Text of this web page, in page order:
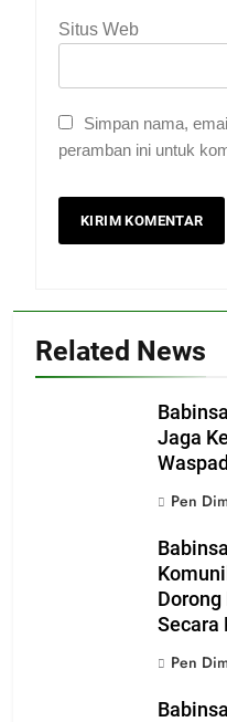
Situs Web
Simpan nama,
peramban ini untuk
Related News
Jaga
Pen
Secara
Pen